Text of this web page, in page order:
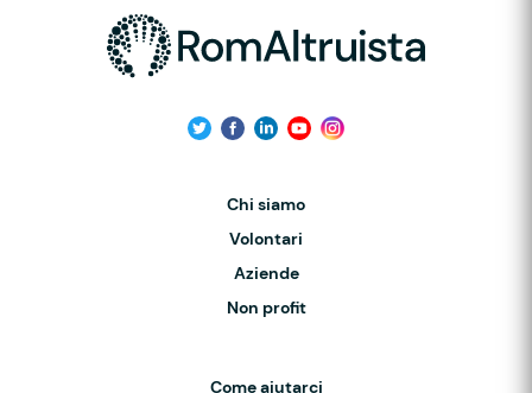
Chi siamo
Volontari
Aziende
Non profit
Come aiutarci